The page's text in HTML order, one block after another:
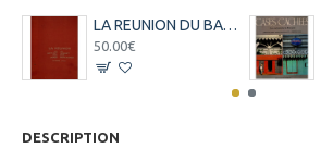
LA REUNION DU BATTANT DES LAMES AU SOMMET DES MONTAGNES - VERSION 1975
50.00€
DESCRIPTION